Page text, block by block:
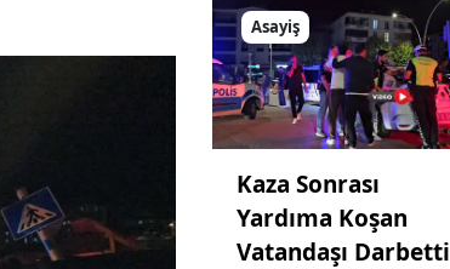
Asayiş
Kaza Sonrası
Yardıma Koşan
Vatandaşı Darbetti